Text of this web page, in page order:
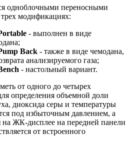
одноблочными переносными
модификациях:
- выполнен в виде
Back - также в виде чемодана,
анализируемого газа;
- настольный вариант.
от одного до четырех
определения объемной доли
диоксида серы и температуры
под избыточным давлением, а
на ЖК-дисплее на передней панели
от встроенного